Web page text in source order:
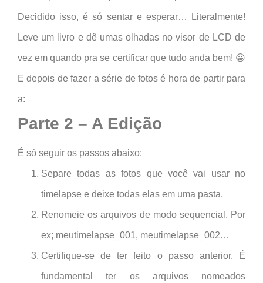
Decidido isso, é só sentar e esperar… Literalmente!
Leve um livro e dê umas olhadas no visor de LCD de
vez em quando pra se certificar que tudo anda bem! 😀
E depois de fazer a série de fotos é hora de partir para
a:
Parte 2 – A Edição
É só seguir os passos abaixo:
Separe todas as fotos que você vai usar no
timelapse e deixe todas elas em uma pasta.
Renomeie os arquivos de modo sequencial. Por
ex; meutimelapse_001, meutimelapse_002…
Certifique-se de ter feito o passo anterior. É
fundamental ter os arquivos nomeados